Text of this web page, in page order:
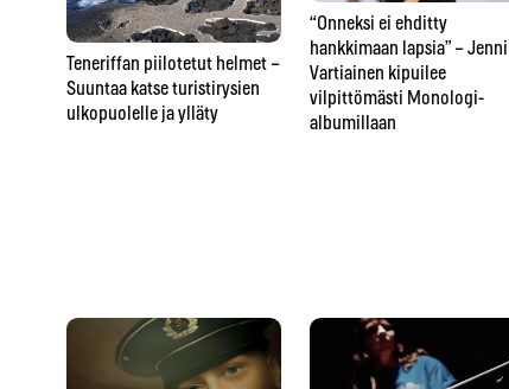
Teneriffan piilotetut helmet –
Suuntaa katse turistirysien
ulkopuolelle ja ylläty
“Onneksi ei ehditty
hankkimaan lapsia” – Jenni
Vartiainen kipuilee
vilpittömästi Monologi-
albumillaan